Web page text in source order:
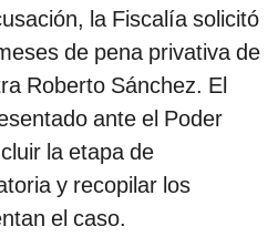
la Fiscalía solicitó
de pena privativa de
Roberto Sánchez. El
ante el Poder
la etapa de
y recopilar los
el caso.